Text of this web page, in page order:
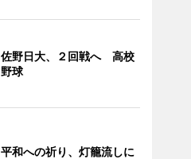
佐野日大、２回戦へ 高校
野球
平和への祈り、灯籠流しに